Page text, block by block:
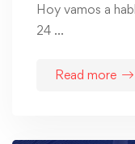
Hoy vamos a
24 …
Read more